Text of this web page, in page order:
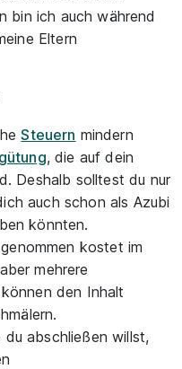
bin ich auch während
Eltern
Steuern mindern
, die auf dein
Deshalb solltest du nur
auch schon als Azubi
könnten.
kostet im
mehrere
den Inhalt
du abschließen willst,